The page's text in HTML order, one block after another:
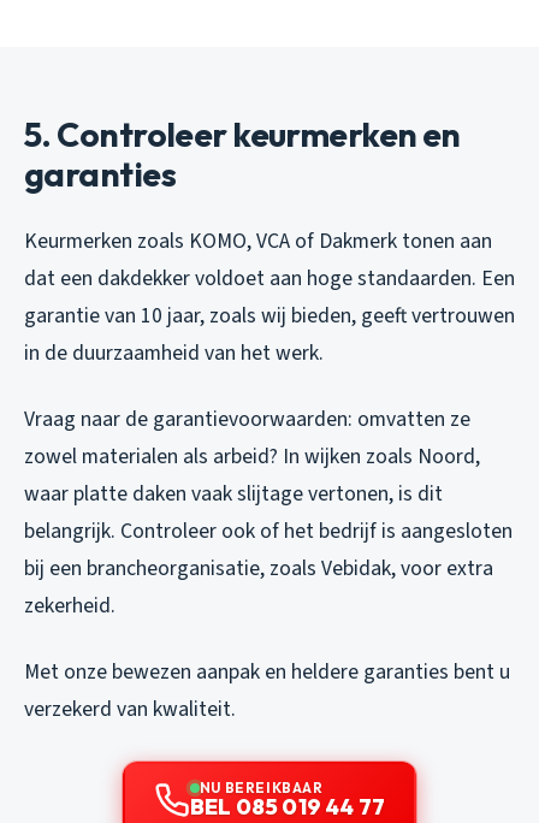
5. Controleer keurmerken en
garanties
Keurmerken zoals KOMO, VCA of Dakmerk tonen aan
dat een dakdekker voldoet aan hoge standaarden. Een
garantie van 10 jaar, zoals wij bieden, geeft vertrouwen
in de duurzaamheid van het werk.
Vraag naar de garantievoorwaarden: omvatten ze
zowel materialen als arbeid? In wijken zoals Noord,
waar platte daken vaak slijtage vertonen, is dit
belangrijk. Controleer ook of het bedrijf is aangesloten
bij een brancheorganisatie, zoals Vebidak, voor extra
zekerheid.
Met onze bewezen aanpak en heldere garanties bent u
verzekerd van kwaliteit.
NU BEREIKBAAR
BEL 085 019 44 77